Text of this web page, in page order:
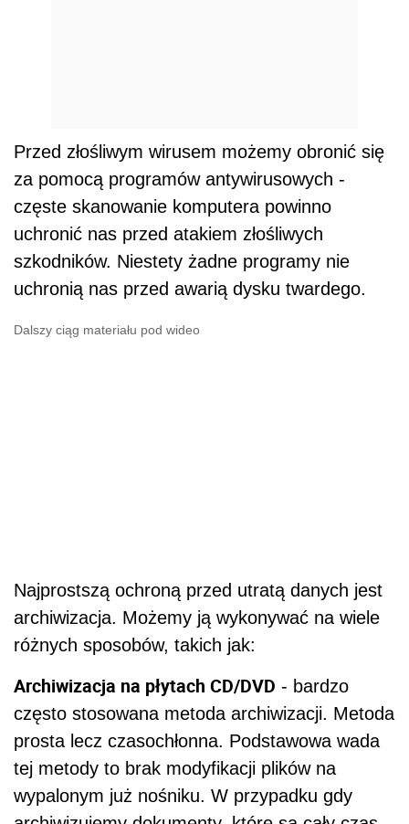
Przed złośliwym wirusem możemy obronić się
za pomocą programów antywirusowych -
częste skanowanie komputera powinno
uchronić nas przed atakiem złośliwych
szkodników. Niestety żadne programy nie
uchronią nas przed awarią dysku twardego.
Dalszy ciąg materiału pod wideo
Najprostszą ochroną przed utratą danych jest
archiwizacja. Możemy ją wykonywać na wiele
różnych sposobów, takich jak:
Archiwizacja na płytach CD/DVD - bardzo
często stosowana metoda archiwizacji. Metoda
prosta lecz czasochłonna. Podstawowa wada
tej metody to brak modyfikacji plików na
wypalonym już nośniku. W przypadku gdy